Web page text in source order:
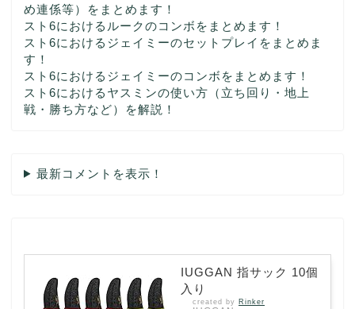
め連係等）をまとめます！
スト6におけるルークのコンボをまとめます！
スト6におけるジェイミーのセットプレイをまとめま
す！
スト6におけるジェイミーのコンボをまとめます！
スト6におけるヤスミンの使い方（立ち回り・地上
戦・勝ち方など）を解説！
最新コメントを表示！
IUGGAN 指サック 10個
入り
created by Rinker